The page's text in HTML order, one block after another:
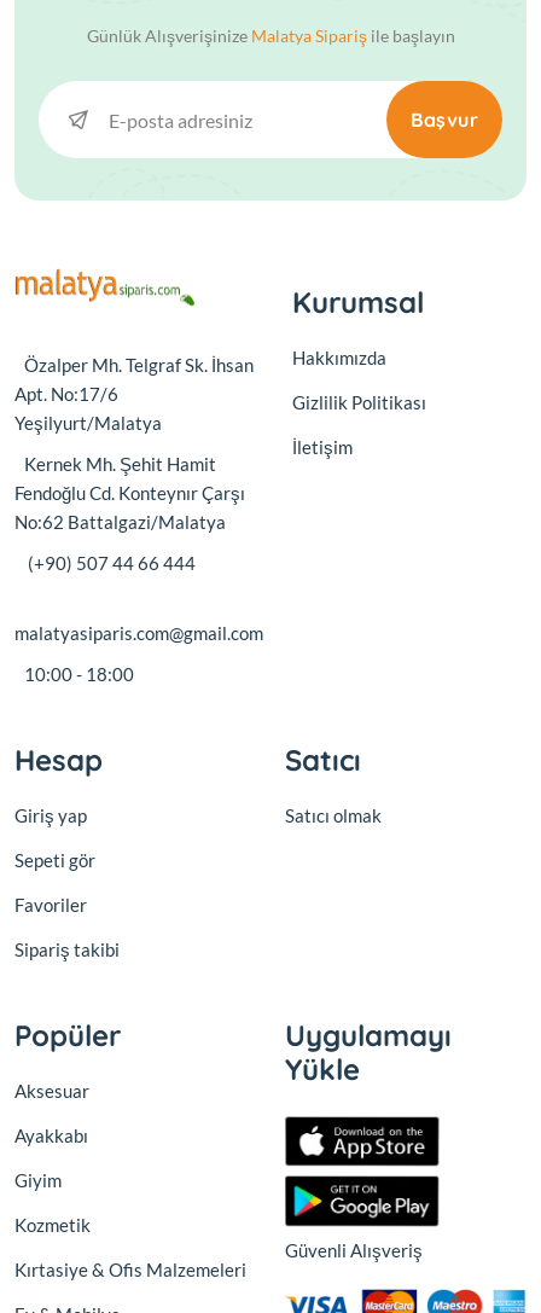
Günlük Alışverişinize Malatya Siparişile başlayın
Başvur
Özalper Mh. Telgraf Sk. İhsan
Apt. No:17/6
Yeşilyurt/Malatya
Kernek Mh. Şehit Hamit
Fendoğlu Cd. Konteynır Çarşı
No:62 Battalgazi/Malatya
(+90) 507 44 66 444
malatyasiparis.com@gmail.com
10:00 - 18:00
Kurumsal
Hakkımızda
Gizlilik Politikası
İletişim
Hesap
Giriş yap
Sepeti gör
Favoriler
Sipariş takibi
Satıcı
Satıcı olmak
Popüler
Aksesuar
Ayakkabı
Giyim
Kozmetik
Kırtasiye & Ofis Malzemeleri
Uygulamayı
Yükle
Güvenli Alışveriş